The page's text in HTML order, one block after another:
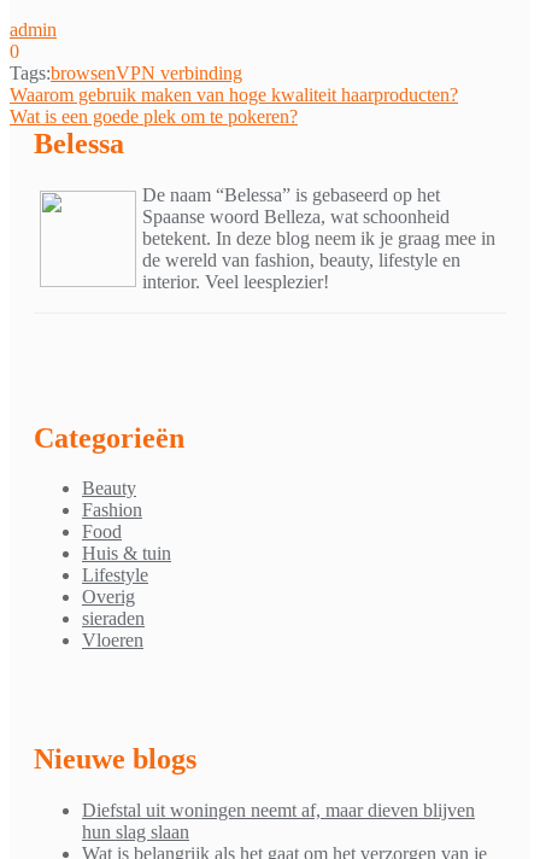
admin
0
Tags:browsenVPN verbinding
Bericht
navigatie
Waarom gebruik maken van hoge kwaliteit haarproducten?
Wat is een goede plek om te pokeren?
Belessa
De naam “Belessa” is gebaseerd op het
Spaanse woord Belleza, wat schoonheid
betekent. In deze blog neem ik je graag mee in
de wereld van fashion, beauty, lifestyle en
interior. Veel leesplezier!
Categorieën
Beauty
Fashion
Food
Huis & tuin
Lifestyle
Overig
sieraden
Vloeren
Nieuwe blogs
Diefstal uit woningen neemt af, maar dieven blijven
hun slag slaan
Wat is belangrijk als het gaat om het verzorgen van je